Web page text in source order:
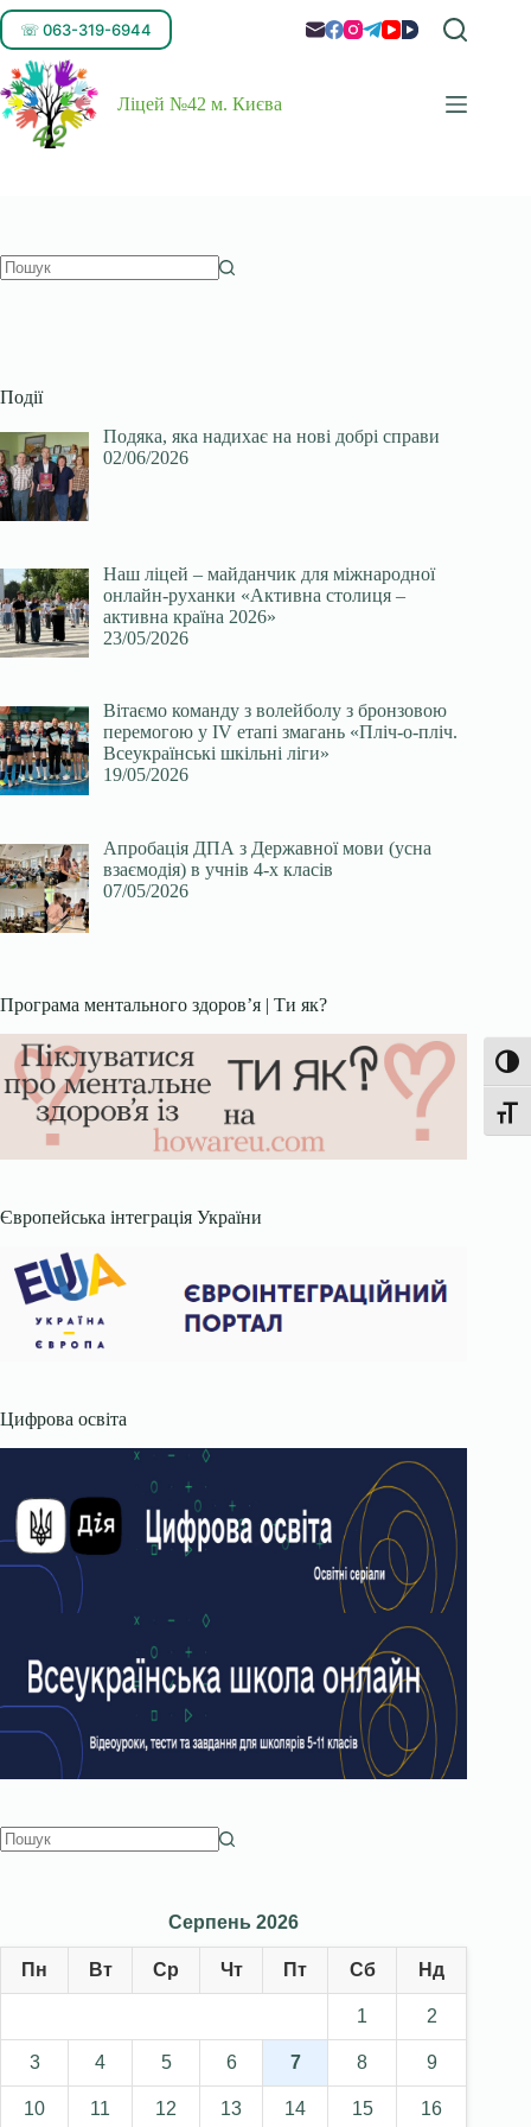
☏ 063-319-6944
Ліцей №42 м. Києва
Події
Подяка, яка надихає на нові добрі справи
02/06/2026
Наш ліцей – майданчик для міжнародної
онлайн-руханки «Активна столиця –
активна країна 2026»
23/05/2026
Вітаємо команду з волейболу з бронзовою
перемогою у ІV етапі змагань «Пліч-о-пліч.
Всеукраїнські шкільні ліги»
19/05/2026
Апробація ДПА з Державної мови (усна
взаємодія) в учнів 4-х класів
07/05/2026
Програма ментального здоров’я | Ти як?
Європейська інтеграція України
Цифрова освіта
Серпень 2026
Пн Вт Ср Чт Пт Сб Нд
1 2
3 4 5 6 7 8 9
10 11 12 13 14 15 16